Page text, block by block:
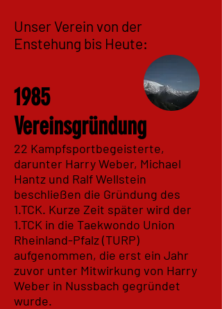
Unser Verein von der
Enstehung bis Heute:
1985
Vereinsgründung
22 Kampfsportbegeisterte,
darunter Harry Weber, Michael
Hantz und Ralf Wellstein
beschließen die Gründung des
1.TCK. Kurze Zeit später wird der
1.TCK in die Taekwondo Union
Rheinland-Pfalz (TURP)
aufgenommen, die erst ein Jahr
zuvor unter Mitwirkung von Harry
Weber in Nussbach gegründet
wurde.